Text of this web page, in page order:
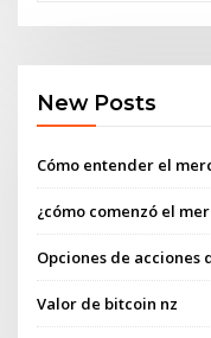
New Posts
Cómo entender el
¿cómo comenzó el
Opciones de acciones
Valor de bitcoin nz